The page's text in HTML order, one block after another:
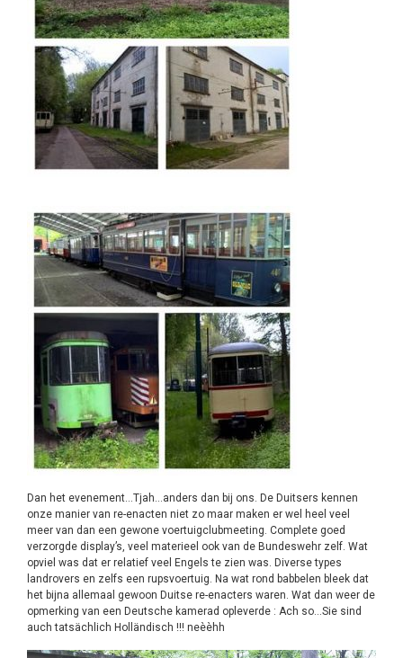
Dan het evenement…Tjah…anders dan bij ons. De Duitsers kennen
onze manier van re-enacten niet zo maar maken er wel heel veel
meer van dan een gewone voertuigclubmeeting. Complete goed
verzorgde display’s, veel materieel ook van de Bundeswehr zelf. Wat
opviel was dat er relatief veel Engels te zien was. Diverse types
landrovers en zelfs een rupsvoertuig. Na wat rond babbelen bleek dat
het bijna allemaal gewoon Duitse re-enacters waren. Wat dan weer de
opmerking van een Deutsche kamerad opleverde : Ach so…Sie sind
auch tatsächlich Holländisch !!! neèèhh